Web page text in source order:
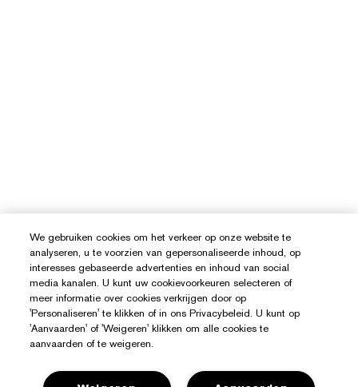
We gebruiken cookies om het verkeer op onze website te
analyseren, u te voorzien van gepersonaliseerde inhoud, op
interesses gebaseerde advertenties en inhoud van social
media kanalen. U kunt uw cookievoorkeuren selecteren of
meer informatie over cookies verkrijgen door op
'Personaliseren' te klikken of in ons Privacybeleid. U kunt op
'Aanvaarden' of 'Weigeren' klikken om alle cookies te
aanvaarden of te weigeren.